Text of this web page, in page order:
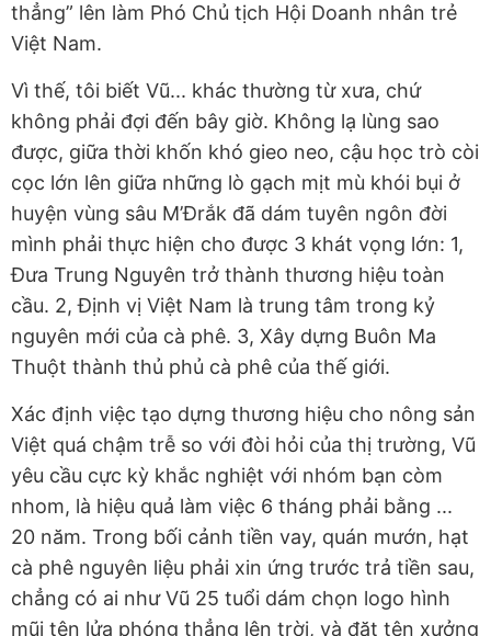
thẳng” lên làm Phó Chủ tịch Hội Doanh nhân trẻ
Việt Nam.
Vì thế, tôi biết Vũ... khác thường từ xưa, chứ
không phải đợi đến bây giờ. Không lạ lùng sao
được, giữa thời khốn khó gieo neo, cậu học trò còi
cọc lớn lên giữa những lò gạch mịt mù khói bụi ở
huyện vùng sâu M’Đrắk đã dám tuyên ngôn đời
mình phải thực hiện cho được 3 khát vọng lớn: 1,
Đưa Trung Nguyên trở thành thương hiệu toàn
cầu. 2, Định vị Việt Nam là trung tâm trong kỷ
nguyên mới của cà phê. 3, Xây dựng Buôn Ma
Thuột thành thủ phủ cà phê của thế giới.
Xác định việc tạo dựng thương hiệu cho nông sản
Việt quá chậm trễ so với đòi hỏi của thị trường, Vũ
yêu cầu cực kỳ khắc nghiệt với nhóm bạn còm
nhom, là hiệu quả làm việc 6 tháng phải bằng ...
20 năm. Trong bối cảnh tiền vay, quán mướn, hạt
cà phê nguyên liệu phải xin ứng trước trả tiền sau,
chẳng có ai như Vũ 25 tuổi dám chọn logo hình
mũi tên lửa phóng thẳng lên trời, và đặt tên xưởng